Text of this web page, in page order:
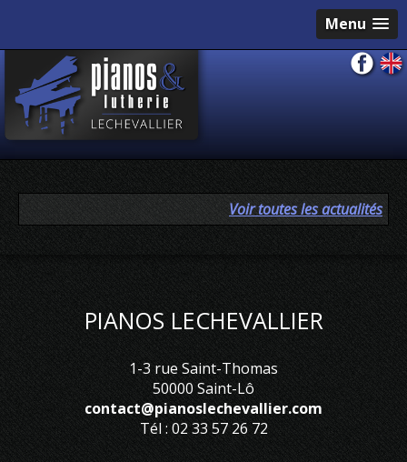
Menu
Voir toutes les actualités
PIANOS LECHEVALLIER
1-3 rue Saint-Thomas
50000 Saint-Lô
contact@pianoslechevallier.com
Tél : 02 33 57 26 72